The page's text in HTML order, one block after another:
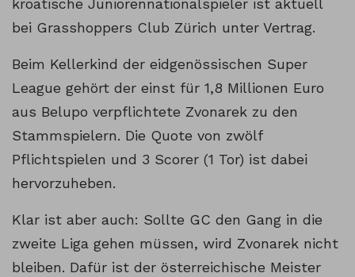
kroatische Juniorennationalspieler ist aktuell
bei Grasshoppers Club Zürich unter Vertrag.
Beim Kellerkind der eidgenössischen Super
League gehört der einst für 1,8 Millionen Euro
aus Belupo verpflichtete Zvonarek zu den
Stammspielern. Die Quote von zwölf
Pflichtspielen und 3 Scorer (1 Tor) ist dabei
hervorzuheben.
Klar ist aber auch: Sollte GC den Gang in die
zweite Liga gehen müssen, wird Zvonarek nicht
bleiben. Dafür ist der österreichische Meister